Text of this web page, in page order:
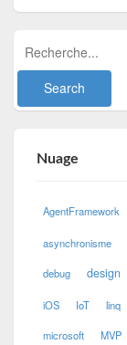
Nuage
AgentFramework
asynchronisme
debug design
iOS IoT linq
microsoft MVP